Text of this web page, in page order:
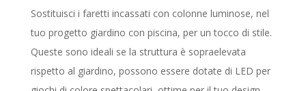
Sostituisci i faretti incassati con colonne luminose, nel
tuo progetto giardino con piscina, per un tocco di stile.
Queste sono ideali se la struttura è sopraelevata
rispetto al giardino, possono essere dotate di LED per